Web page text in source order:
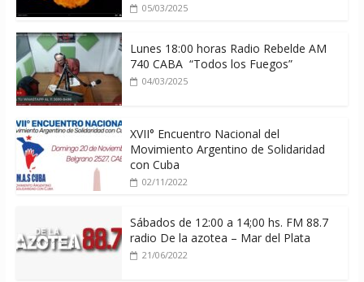
05/03/2025
Lunes 18:00 horas Radio Rebelde AM
740 CABA “Todos los Fuegos”
04/03/2025
XVII° Encuentro Nacional del
Movimiento Argentino de Solidaridad
con Cuba
02/11/2022
Sábados de 12:00 a 14;00 hs. FM 88.7
radio De la azotea – Mar del Plata
21/06/2022